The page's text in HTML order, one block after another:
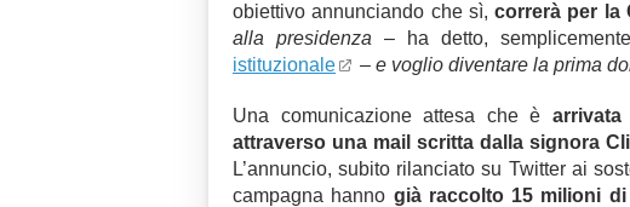
obiettivo annunciando che sì, correrà per la
alla presidenza – ha detto,
istituzionale
– e voglio diventare la prima
Una comunicazione attesa che è
attraverso una mail scritta dalla signora
L’annuncio, subito rilanciato su Twitter ai
campagna hanno già raccolto 15 milioni